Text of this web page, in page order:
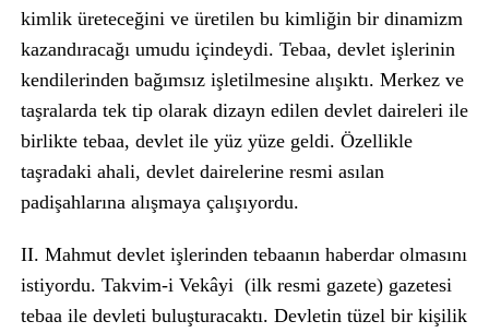
kimlik üreteceğini ve üretilen bu kimliğin bir dinamizm
kazandıracağı umudu içindeydi. Tebaa, devlet işlerinin
kendilerinden bağımsız işletilmesine alışıktı. Merkez ve
taşralarda tek tip olarak dizayn edilen devlet daireleri ile
birlikte tebaa, devlet ile yüz yüze geldi. Özellikle
taşradaki ahali, devlet dairelerine resmi asılan
padişahlarına alışmaya çalışıyordu.
II. Mahmut devlet işlerinden tebaanın haberdar olmasını
istiyordu. Takvim-i Vekâyi (ilk resmi gazete) gazetesi
tebaa ile devleti buluşturacaktı. Devletin tüzel bir kişilik